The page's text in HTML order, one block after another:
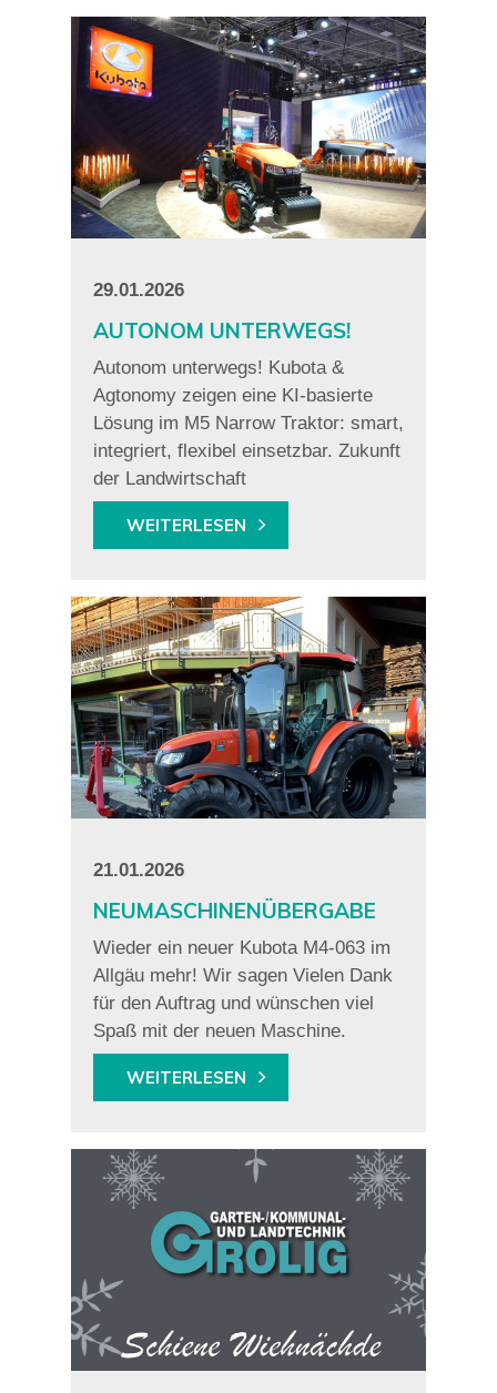
29.01.2026
AUTONOM UNTERWEGS!
Autonom unterwegs! Kubota &
Agtonomy zeigen eine KI-basierte
Lösung im M5 Narrow Traktor: smart,
integriert, flexibel einsetzbar. Zukunft
der Landwirtschaft
WEITERLESEN
21.01.2026
NEUMASCHINENÜBERGABE
Wieder ein neuer Kubota M4-063 im
Allgäu mehr! Wir sagen Vielen Dank
für den Auftrag und wünschen viel
Spaß mit der neuen Maschine.
WEITERLESEN